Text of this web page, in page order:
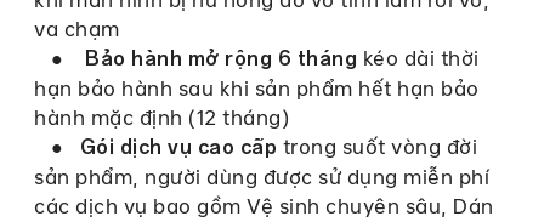
va chạm
●
Bảo hành mở rộng 6 tháng kéo dài thời
hạn bảo hành sau khi sản phẩm hết hạn bảo
hành mặc định (12 tháng)
● Gói dịch vụ cao cấp trong suốt vòng đời
sản phẩm, người dùng được sử dụng miễn phí
các dịch vụ bao gồm Vệ sinh chuyên sâu, Dán